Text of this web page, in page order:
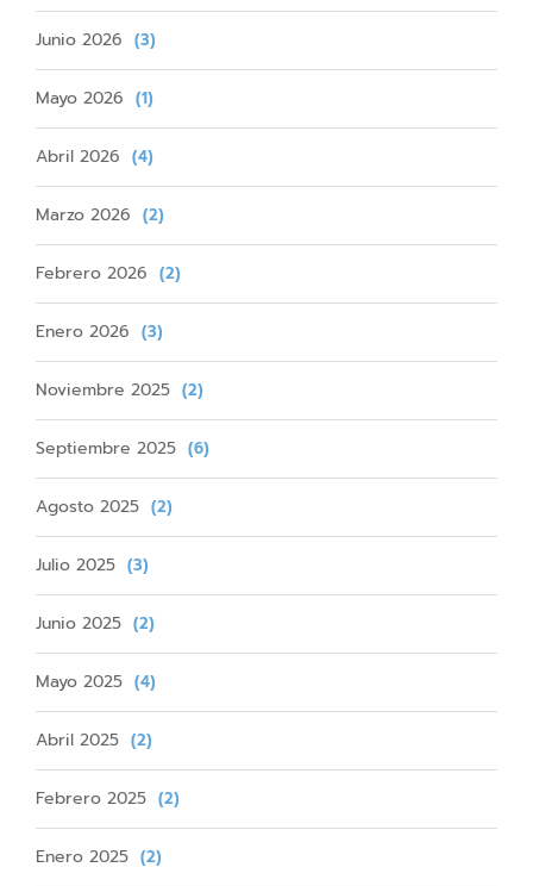
Junio 2026 (3)
Mayo 2026 (1)
Abril 2026 (4)
Marzo 2026 (2)
Febrero 2026 (2)
Enero 2026 (3)
Noviembre 2025 (2)
Septiembre 2025 (6)
Agosto 2025 (2)
Julio 2025 (3)
Junio 2025 (2)
Mayo 2025 (4)
Abril 2025 (2)
Febrero 2025 (2)
Enero 2025 (2)